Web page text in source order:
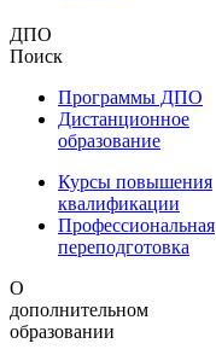
ДПО
Поиск
Программы ДПО
Дистанционное
образование
Курсы повышения
квалификации
Профессиональная
переподготовка
О
дополнительном
образовании